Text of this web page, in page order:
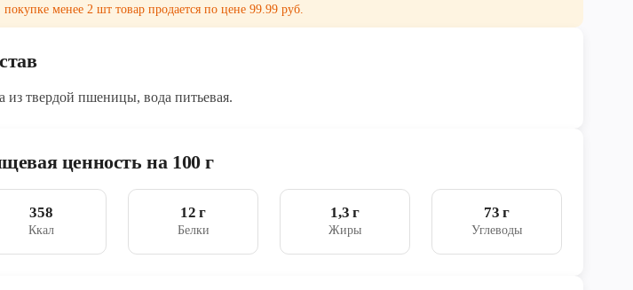
покупке менее 2 шт товар продается по цене 99.99 руб.
из твердой пшеницы, вода питьевая.
ценность на 100 г
358
Ккал
12 г
Белки
1,3 г
Жиры
73 г
Углеводы